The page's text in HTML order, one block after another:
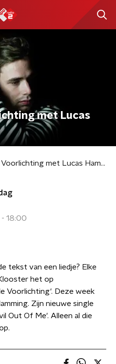
met Lucas
Tekstuele Voorlichting met Lucas Hamming
18:00
tekst van een liedje? Elke
het op
Voorlichting'. Deze week
Zijn nieuwe single
Out Of Me'. Alleen al die